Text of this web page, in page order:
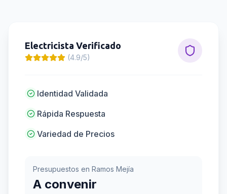
Electricista Verificado
(4.9/5)
Identidad Validada
Rápida Respuesta
Variedad de Precios
Presupuestos en Ramos Mejía
A convenir